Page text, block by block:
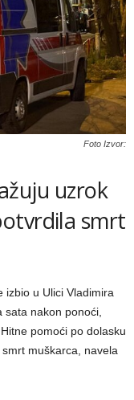
Foto Izvor:
uzrok
smrt
izbio u Ulici Vladimira
sata nakon ponoći,
pomoći po dolasku
muškarca, navela